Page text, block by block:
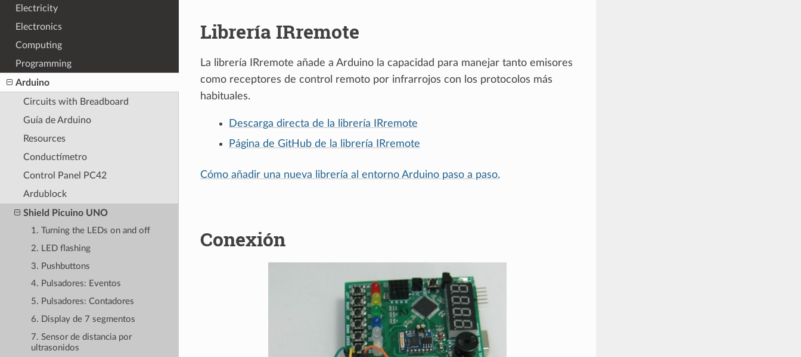
Librería IRremote
La librería IRremote añade a Arduino la capacidad para manejar tanto emisores
como receptores de control remoto por infrarrojos con los protocolos más
habituales.
Descarga directa de la librería IRremote
Página de GitHub de la librería IRremote
Cómo añadir una nueva librería al entorno Arduino paso a paso.
Conexión
Electricity
Electronics
Computing
Programming
Arduino
Circuits with Breadboard
Guía de Arduino
Resources
Conductímetro
Control Panel PC42
Ardublock
Shield Picuino UNO
1. Turning the LEDs on and off
2. LED flashing
3. Pushbuttons
4. Pulsadores: Eventos
5. Pulsadores: Contadores
6. Display de 7 segmentos
7. Sensor de distancia por
ultrasonidos